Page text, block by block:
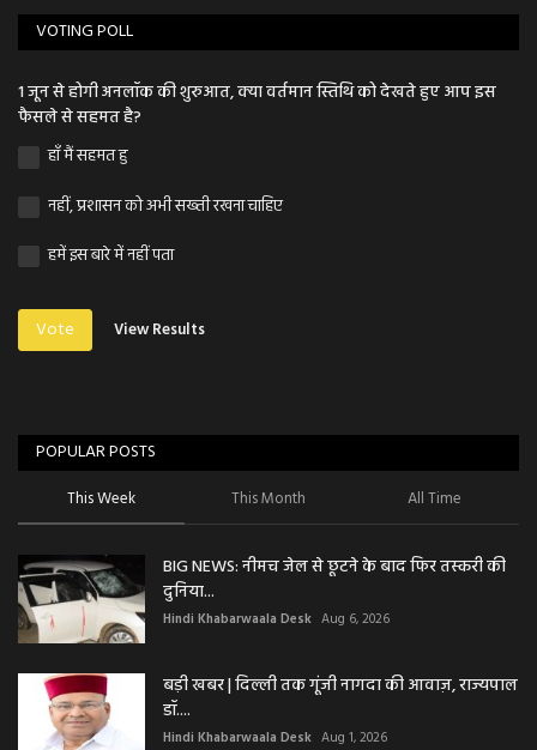
VOTING POLL
1 जून से होगी अनलॉक की शुरुआत, क्या वर्तमान स्तिथि को देखते हुए आप इस
फैसले से सहमत है?
हाँ मैं सहमत हु
नहीं, प्रशासन को अभी सख्ती रखना चाहिए
हमें इस बारे में नहीं पता
Vote View Results
POPULAR POSTS
This Week This Month All Time
BIG NEWS: नीमच जेल से छूटने के बाद फिर तस्करी की
दुनिया...
Hindi Khabarwaala Desk Aug 6, 2026
बड़ी खबर | दिल्ली तक गूंजी नागदा की आवाज़, राज्यपाल
डॉ....
Hindi Khabarwaala Desk Aug 1, 2026